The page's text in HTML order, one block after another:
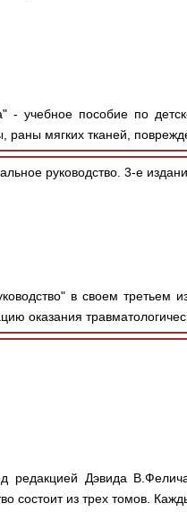
- учебное пособие по
раны мягких тканей,
руководство. 3-е
в своем третьем
оказания
редакцией Дэвида
состоит из трех томов.